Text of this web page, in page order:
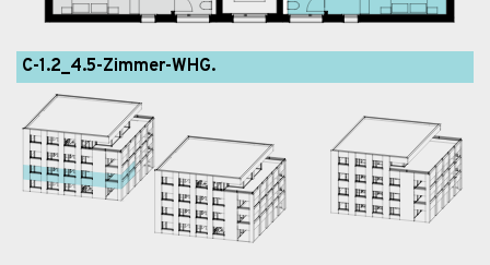
C-1.2_4.5-Zimmer-WHG.